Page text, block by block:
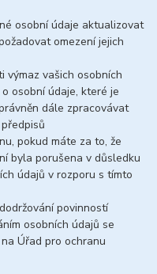
osobní údaje aktualizovat
omezení jejich
výmaz vašich osobních
osobní údaje, které je
dále zpracovávat
pokud máte za to, že
byla porušena v důsledku
údajů v rozporu s tímto
povinností
osobních údajů se
Úřad pro ochranu